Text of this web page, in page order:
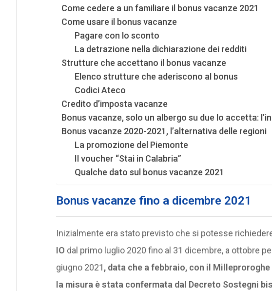
Come cedere a un familiare il bonus vacanze 2021
Come usare il bonus vacanze
Pagare con lo sconto
La detrazione nella dichiarazione dei redditi
Strutture che accettano il bonus vacanze
Elenco strutture che aderiscono al bonus
Codici Ateco
Credito d’imposta vacanze
Bonus vacanze, solo un albergo su due lo accetta:
Bonus vacanze 2020-2021, l’alternativa delle regioni
La promozione del Piemonte
Il voucher “Stai in Calabria”
Qualche dato sul bonus vacanze 2021
Bonus vacanze fino a dicembre 2021
Inizialmente era stato previsto che si potesse
IO dal primo luglio 2020 fino al 31 dicembre, a ottobre
giugno 2021, data che a febbraio, con il
la misura è stata confermata dal Decreto Sostegni